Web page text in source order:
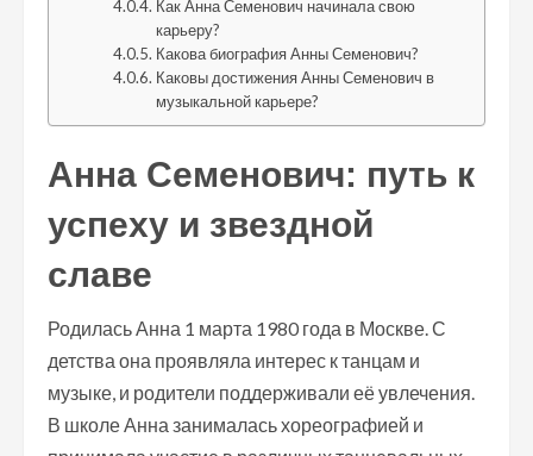
Как Анна Семенович начинала свою
карьеру?
Какова биография Анны Семенович?
Каковы достижения Анны Семенович в
музыкальной карьере?
Анна Семенович: путь к
успеху и звездной
славе
Родилась Анна 1 марта 1980 года в Москве. С
детства она проявляла интерес к танцам и
музыке, и родители поддерживали её увлечения.
В школе Анна занималась хореографией и